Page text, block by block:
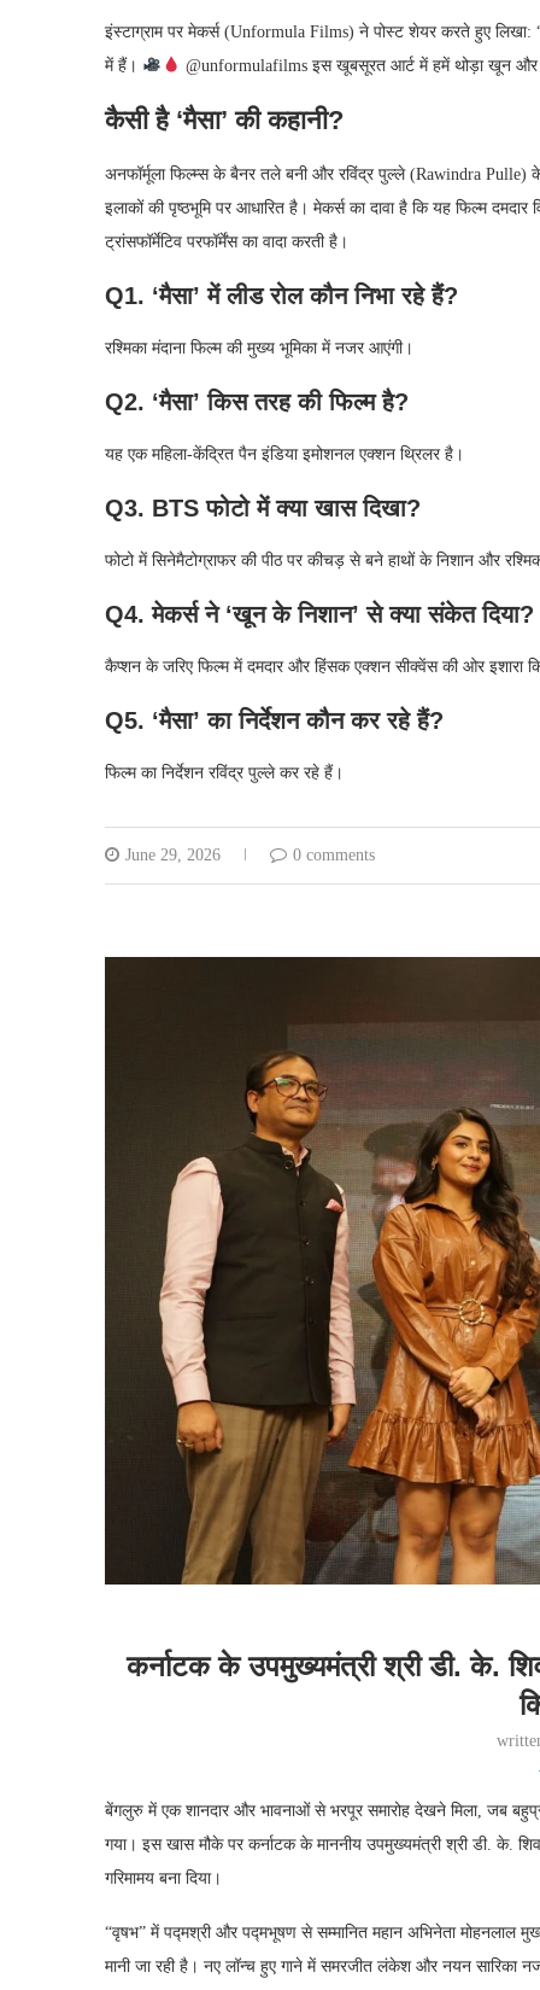
इंस्टाग्राम पर मेकर्स (Unformula Films) ने पोस्ट शेयर करते हुए
में हैं।
@unformulafilms इस खूबसूरत आर्ट में हमें थोड़ा खून और
कैसी है ‘मैसा’ की कहानी?
अनफॉर्मूला फिल्म्स के बैनर तले बनी और रविंद्र पुल्ले (Rawindra Pulle)
इलाकों की पृष्ठभूमि पर आधारित है। मेकर्स का दावा है कि यह फिल्म
ट्रांसफॉर्मेटिव परफॉर्मेंस का वादा करती है।
Q1. ‘मैसा’ में लीड रोल कौन निभा रहे हैं?
रश्मिका मंदाना फिल्म की मुख्य भूमिका में नजर आएंगी।
Q2. ‘मैसा’ किस तरह की फिल्म है?
यह एक महिला-केंद्रित पैन इंडिया इमोशनल एक्शन थ्रिलर है।
Q3. BTS फोटो में क्या खास दिखा?
फोटो में सिनेमैटोग्राफर की पीठ पर कीचड़ से बने हाथों के निशान और
Q4. मेकर्स ने ‘खून के निशान’ से क्या संकेत दिया?
कैप्शन के जरिए फिल्म में दमदार और हिंसक एक्शन सीक्वेंस की ओर इशारा
Q5. ‘मैसा’ का निर्देशन कौन कर रहे हैं?
फिल्म का निर्देशन रविंद्र पुल्ले कर रहे हैं।
June 29, 2026 0 comments
कर्नाटक के उपमुख्यमंत्री श्री डी. के.
बेंगलुरु में एक शानदार और भावनाओं से भरपूर समारोह देखने मिला, जब
गया। इस खास मौके पर कर्नाटक के माननीय उपमुख्यमंत्री श्री डी. के.
गरिमामय बना दिया।
“वृषभ” में पद्मश्री और पद्मभूषण से सम्मानित महान अभिनेता मोहनलाल
मानी जा रही है। नए लॉन्च हुए गाने में समरजीत लंकेश और नयन सारिका